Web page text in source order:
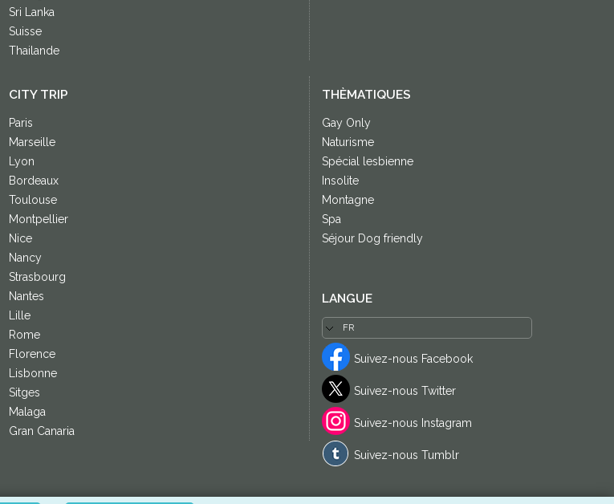
Sri Lanka
Suisse
Thailande
CITY TRIP
Paris
Marseille
Lyon
Bordeaux
Toulouse
Montpellier
Nice
Nancy
Strasbourg
Nantes
Lille
Rome
Florence
Lisbonne
Sitges
Malaga
Gran Canaria
THÈMATIQUES
Gay Only
Naturisme
Spécial lesbienne
Insolite
Montagne
Spa
Séjour Dog friendly
LANGUE
Suivez-nous Facebook
Suivez-nous Twitter
Suivez-nous Instagram
Suivez-nous Tumblr